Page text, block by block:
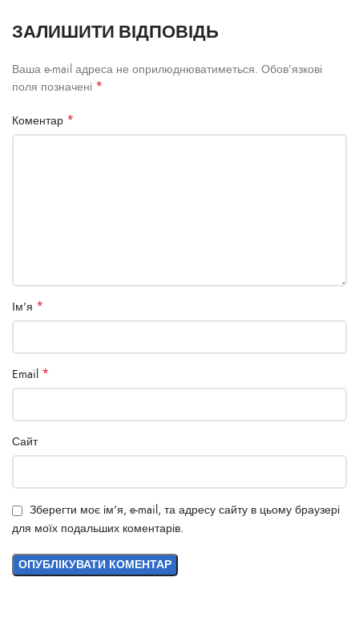
ЗАЛИШИТИ ВІДПОВІДЬ
Ваша e-mail адреса не оприлюднюватиметься. Обов’язкові
поля позначені *
Коментар *
Ім'я *
Email *
Сайт
Зберегти моє ім'я, e-mail, та адресу сайту в цьому браузері
для моїх подальших коментарів.